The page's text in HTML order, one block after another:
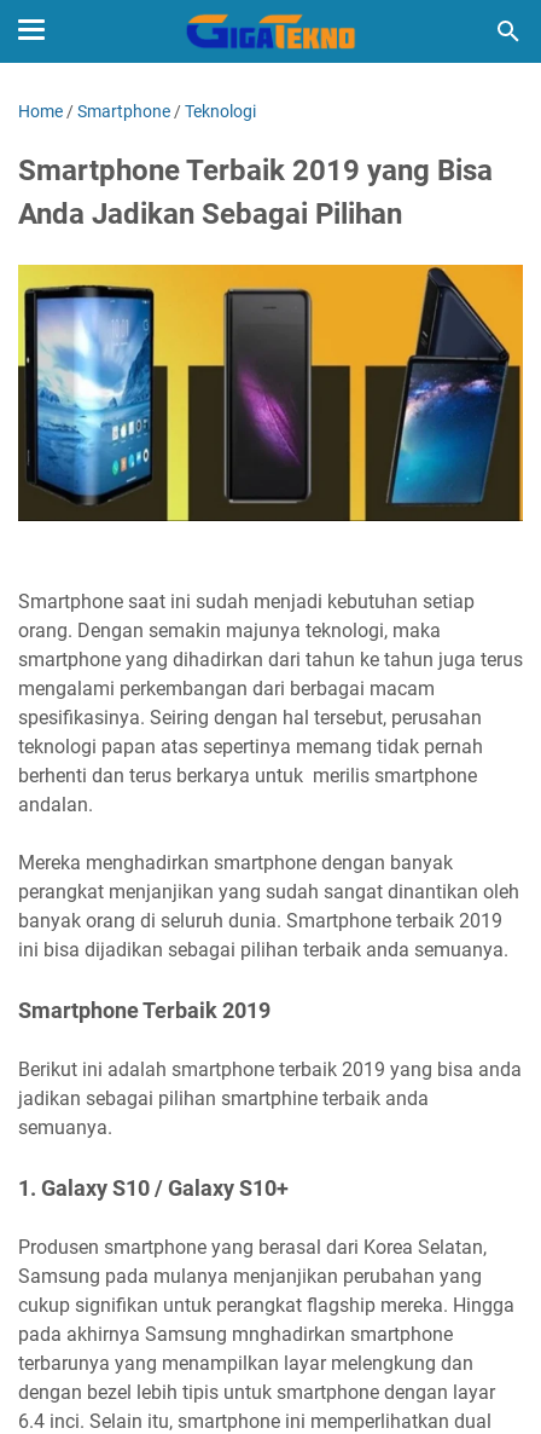
Home /Smartphone /Teknologi
Smartphone Terbaik 2019 yang Bisa
Anda Jadikan Sebagai Pilihan
Smartphone saat ini sudah menjadi kebutuhan setiap
orang. Dengan semakin majunya teknologi, maka
smartphone yang dihadirkan dari tahun ke tahun juga terus
mengalami perkembangan dari berbagai macam
spesifikasinya. Seiring dengan hal tersebut, perusahan
teknologi papan atas sepertinya memang tidak pernah
berhenti dan terus berkarya untuk merilis smartphone
andalan.
Mereka menghadirkan smartphone dengan banyak
perangkat menjanjikan yang sudah sangat dinantikan oleh
banyak orang di seluruh dunia. Smartphone terbaik 2019
ini bisa dijadikan sebagai pilihan terbaik anda semuanya.
Smartphone Terbaik 2019
Berikut ini adalah smartphone terbaik 2019 yang bisa anda
jadikan sebagai pilihan smartphine terbaik anda
semuanya.
1. Galaxy S10 / Galaxy S10+
Produsen smartphone yang berasal dari Korea Selatan,
Samsung pada mulanya menjanjikan perubahan yang
cukup signifikan untuk perangkat flagship mereka. Hingga
pada akhirnya Samsung mnghadirkan smartphone
terbarunya yang menampilkan layar melengkung dan
dengan bezel lebih tipis untuk smartphone dengan layar
6.4 inci. Selain itu, smartphone ini memperlihatkan dual